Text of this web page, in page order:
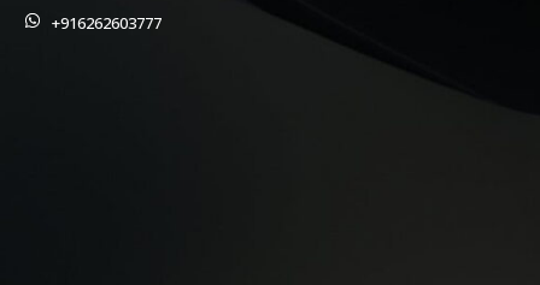
+916262603777